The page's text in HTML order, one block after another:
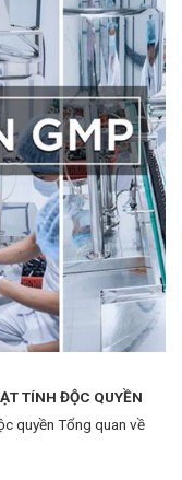
TÍNH ĐỘC QUYỀN
quyền Tổng quan về